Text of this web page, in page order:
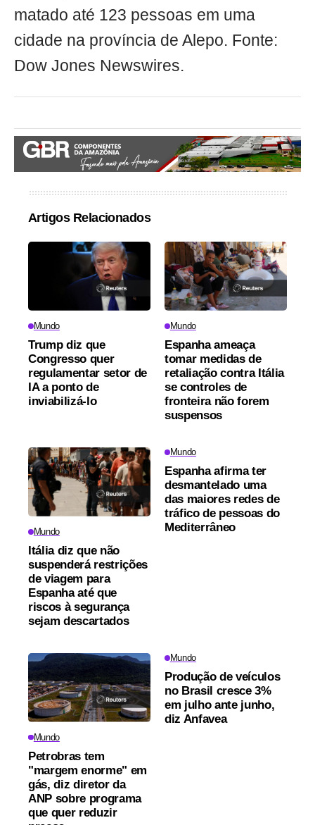
matado até 123 pessoas em uma
cidade na província de Alepo. Fonte:
Dow Jones Newswires.
Artigos Relacionados
Mundo
Trump diz que
Congresso quer
regulamentar setor de
IA a ponto de
inviabilizá-lo
Mundo
Espanha ameaça
tomar medidas de
retaliação contra Itália
se controles de
fronteira não forem
suspensos
Mundo
Itália diz que não
suspenderá restrições
de viagem para
Espanha até que
riscos à segurança
sejam descartados
Mundo
Espanha afirma ter
desmantelado uma
das maiores redes de
tráfico de pessoas do
Mediterrâneo
Mundo
Petrobras tem
"margem enorme" em
gás, diz diretor da
ANP sobre programa
que quer reduzir
Mundo
Produção de veículos
no Brasil cresce 3%
em julho ante junho,
diz Anfavea